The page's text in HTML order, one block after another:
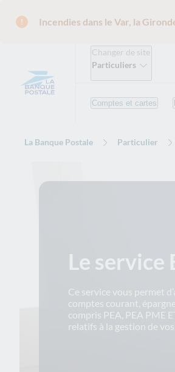
Incendies dans le Var, la
Changer de site
Particuliers
Comptes et cartes
La Banque Postale Particulier
Le service
Ce service vous permet
comptes courant,
compris PEA, PEA PME
relatifs à la gestion de